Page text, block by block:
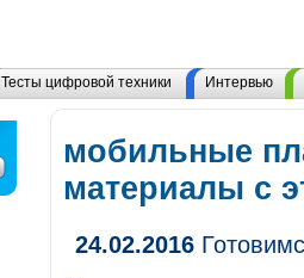
Тесты цифровой техники Интервью
мобильные
материалы с
24.02.2016